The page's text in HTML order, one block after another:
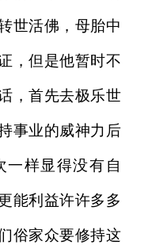
世活佛，母胎中
，但是他暂时不
，首先去极乐世
事业的威神力后
一样显得没有自
能利益许许多多
俗家众要修持这